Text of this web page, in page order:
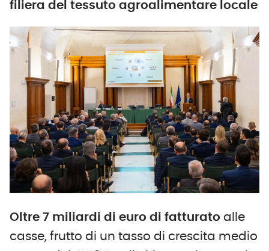
filiera del tessuto agroalimentare locale
Oltre 7 miliardi di euro di fatturato alle
casse, frutto di un tasso di crescita medio